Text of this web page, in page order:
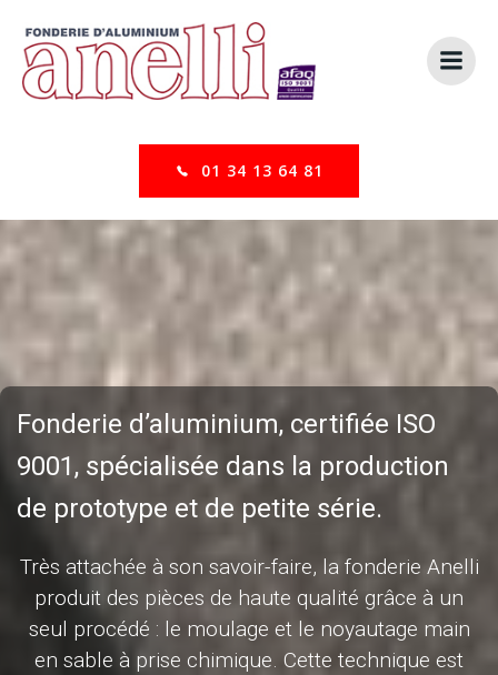
au
contenu
01 34 13 64 81
Fonderie d’aluminium, certifiée ISO
9001, spécialisée dans la production
de prototype et de petite série.
Très attachée à son savoir-faire, la fonderie Anelli
produit des pièces de haute qualité grâce à un
seul procédé : le moulage et le noyautage main
en sable à prise chimique. Cette technique est